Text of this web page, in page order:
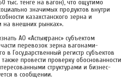
тенге на вагон), что ощутимо
значимых продуктов внутри
казахстанского зерна и
на внешних рынках».
АО «Астық транс» субъектом
перевозок зерна вагонами-
в Государственный регистр субъектов
провести проверку обоснованности
структурами и бизнес-
в сообщении.